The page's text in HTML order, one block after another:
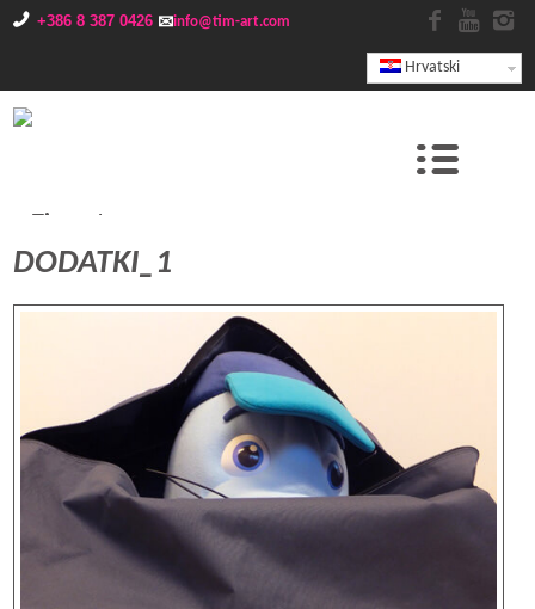
+386 8 387 0426 info@tim-art.com
Hrvatski
DODATKI_1